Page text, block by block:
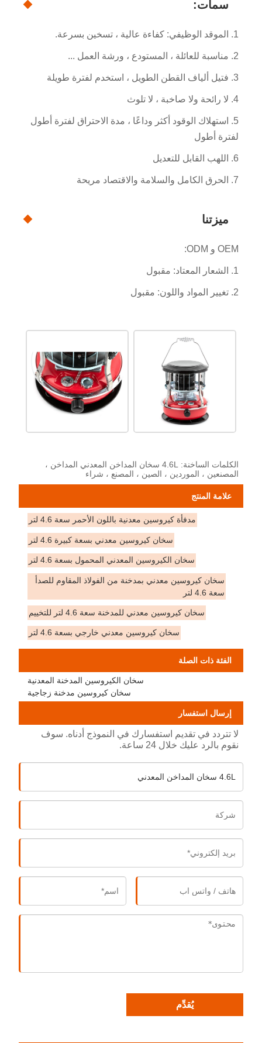
سمات:
1. الموقد الوظيفي: كفاءة عالية ، تسخين بسرعة.
2. مناسبة للعائلة ، المستودع ، ورشة العمل ...
3. فتيل ألياف القطن الطويل ، استخدم لفترة طويلة
4. لا رائحة ولا صاخبة ، لا تلوث
5. استهلاك الوقود أكثر وداعًا ، مدة الاحتراق لفترة أطول
لفترة أطول
6. اللهب القابل للتعديل
7. الحرق الكامل والسلامة والاقتصاد مريحة
ميزتنا
OEM و ODM:
1. الشعار المعتاد: مقبول
2. تغيير المواد واللون: مقبول
الكلمات الساخنة: 4.6L سخان المداخن المعدني المداخن ،
المصنعين ، الموردين ، الصين ، المصنع ، شراء
علامة المنتج
مدفأة كيروسين معدنية باللون الأحمر سعة 4.6 لتر
سخان كيروسين معدني بسعة كبيرة 4.6 لتر
سخان الكيروسين المعدني المحمول بسعة 4.6 لتر
سخان كيروسين معدني بمدخنة من الفولاذ المقاوم للصدأ
سعة 4.6 لتر
سخان كيروسين معدني للمدخنة سعة 4.6 لتر للتخييم
سخان كيروسين معدني خارجي بسعة 4.6 لتر
الفئة ذات الصلة
سخان الكيروسين المدخنة المعدنية
سخان كيروسين مدخنة زجاجية
إرسال استفسار
لا تتردد في تقديم استفسارك في النموذج أدناه. سوف
نقوم بالرد عليك خلال 24 ساعة.
يُقدِّم